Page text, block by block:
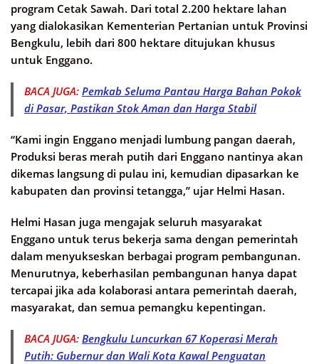
program Cetak Sawah. Dari total 2.200 hektare lahan
yang dialokasikan Kementerian Pertanian untuk Provinsi
Bengkulu, lebih dari 800 hektare ditujukan khusus
untuk Enggano.
BACA JUGA: Pemkab Seluma Pantau Harga Bahan Pokok
di Pasar, Pastikan Stok Aman dan Harga Stabil
“Kami ingin Enggano menjadi lumbung pangan daerah,
Produksi beras merah putih dari Enggano nantinya akan
dikemas langsung di pulau ini, kemudian dipasarkan ke
kabupaten dan provinsi tetangga,” ujar Helmi Hasan.
Helmi Hasan juga mengajak seluruh masyarakat
Enggano untuk terus bekerja sama dengan pemerintah
dalam menyukseskan berbagai program pembangunan.
Menurutnya, keberhasilan pembangunan hanya dapat
tercapai jika ada kolaborasi antara pemerintah daerah,
masyarakat, dan semua pemangku kepentingan.
BACA JUGA: Bengkulu Luncurkan 67 Koperasi Merah
Putih: Gubernur dan Wali Kota Kawal Penguatan